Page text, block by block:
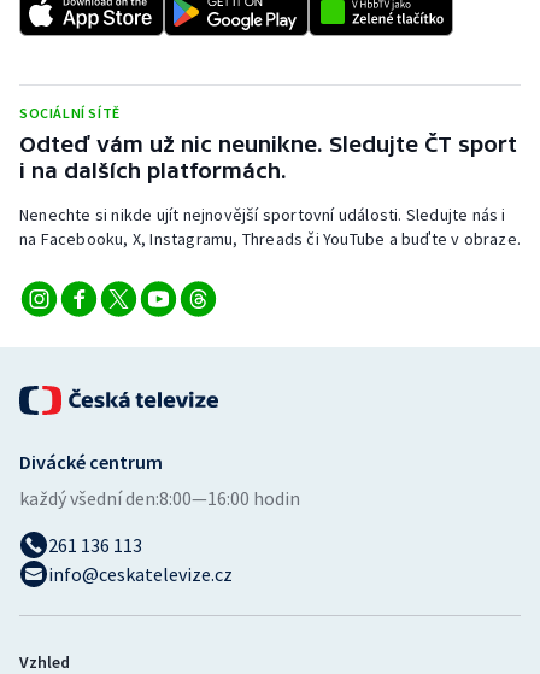
Triatlon
Veslování
Vodní slalom
Volejbal
SOCIÁLNÍ SÍTĚ
Odteď vám už nic neunikne. Sledujte ČT sport
i na dalších platformách.
Nenechte si nikde ujít nejnovější sportovní události. Sledujte nás i
na Facebooku, X, Instagramu, Threads či YouTube a buďte v obraze.
Divácké centrum
každý všední den:8:00—16:00 hodin
261 136 113
info@ceskatelevize.cz
Vzhled